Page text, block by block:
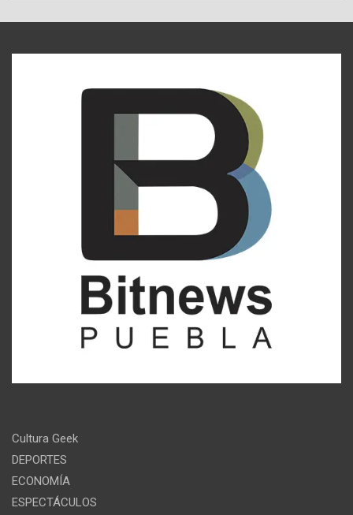
Cultura Geek
DEPORTES
ECONOMÍA
ESPECTÁCULOS